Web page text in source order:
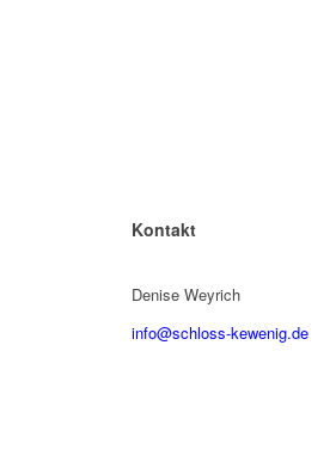
Kontakt
Denise Weyrich
info@schloss-kewenig.de